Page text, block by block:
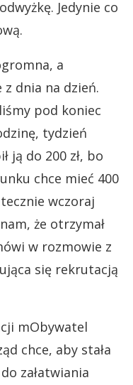
Jedynie co
a
z dnia na dzień.
pod koniec
tydzień
ją do 200 zł, bo
chce mieć 400
wczoraj
że otrzymał
w rozmowie z
się rekrutacją
mObywatel
chce, aby stała
załatwiania